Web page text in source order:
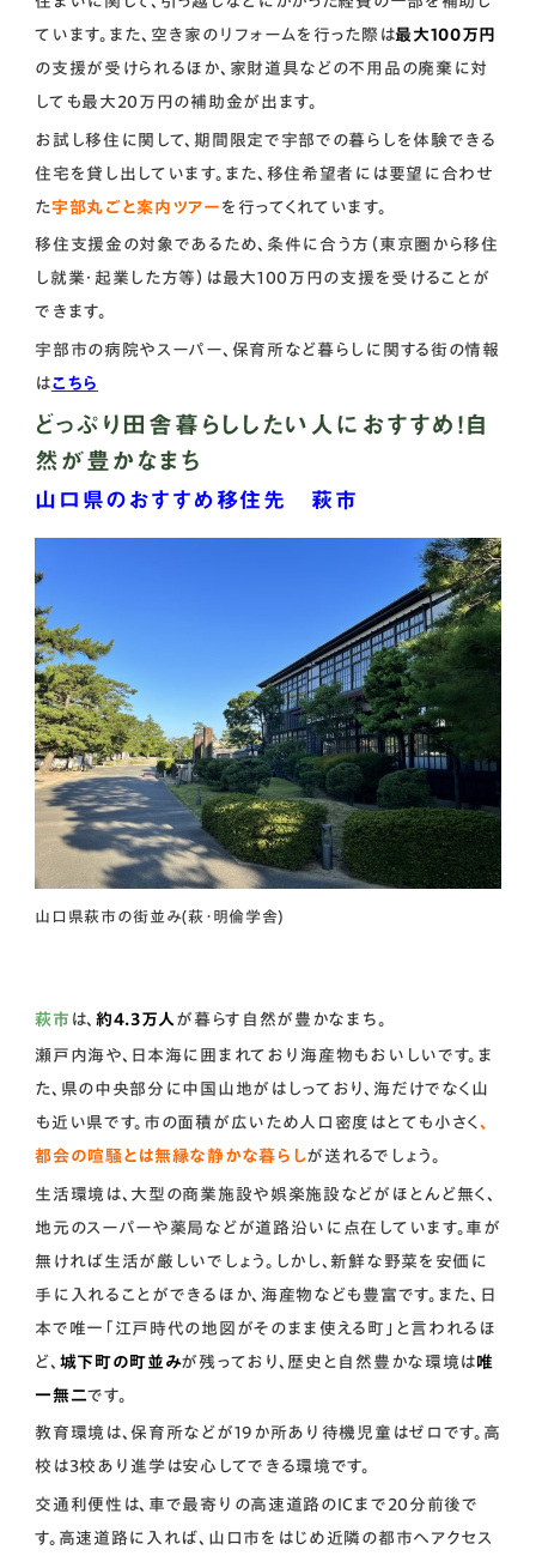
ています。また、空き家のリフォームを行った際は最大100万円
の支援が受けられるほか、家財道具などの不用品の廃棄に対
しても最大20万円の補助金が出ます。
お試し移住に関して、期間限定で宇部での暮らしを体験できる
住宅を貸し出しています。また、移住希望者には要望に合わせ
た宇部丸ごと案内ツアー を行ってくれています。
移住支援金の対象であるため、条件に合う方（東京圏から移住
し就業・起業した方等）は最大100万円の支援を受けることが
できます。
宇部市の病院やスーパー、保育所など暮らしに関する街の情報
はこちら
どっぷり田舎暮らししたい人におすすめ！自
然が豊かなまち
山口県のおすすめ移住先 萩市
山口県萩市の街並み(萩・明倫学舎)
萩市 は、 約4.3万人 が暮らす自然が豊かなまち。
瀬戸内海や、日本海に囲まれており海産物もおいしいです。ま
た、県の中央部分に中国山地がはしっており、海だけでなく山
も近い県です。市の面積が広いため人口密度はとても小さく、
都会の喧騒とは無縁な静かな暮らしが送れるでしょう。
生活環境は、大型の商業施設や娯楽施設などがほとんど無く、
地元のスーパーや薬局などが道路沿いに点在しています。車が
無ければ生活が厳しいでしょう。しかし、新鮮な野菜を安価に
手に入れることができるほか、海産物なども豊富です。また、日
本で唯一「江戸時代の地図がそのまま使える町」と言われるほ
ど、 城下町の町並みが残っており、歴史と自然豊かな環境は唯
一無二です。
教育環境は、保育所などが19か所あり待機児童はゼロです。高
校は3校あり進学は安心してできる環境です。
交通利便性は、車で最寄りの高速道路のICまで20分前後で
す。高速道路に入れば、山口市をはじめ近隣の都市へアクセス